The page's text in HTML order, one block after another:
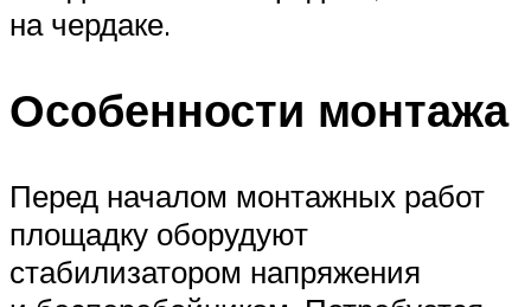
на чердаке.
Особенности монтажа
Перед началом монтажных работ
площадку оборудуют
стабилизатором напряжения